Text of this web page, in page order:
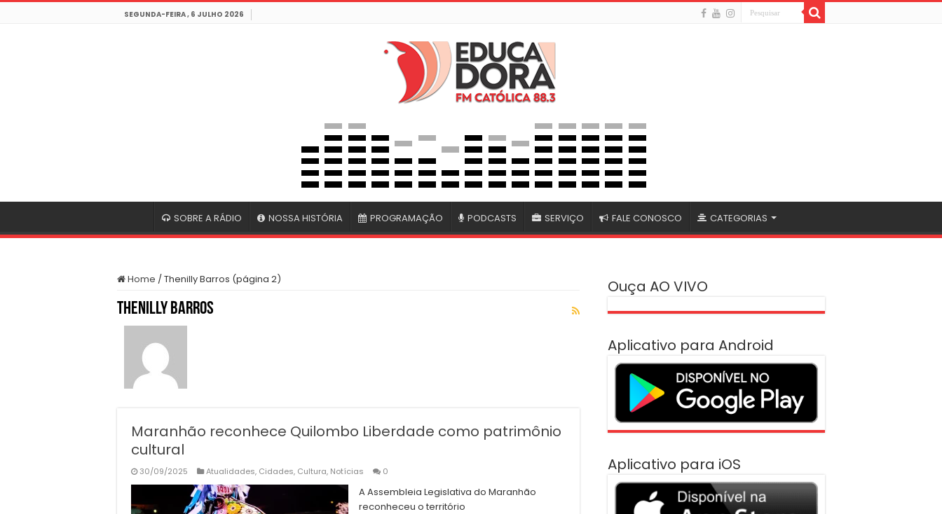
SEGUNDA-FEIRA , 6 JULHO 2026
SOBRE A RÁDIO NOSSA HISTÓRIA PROGRAMAÇÃO PODCASTS SERVIÇO FALE CONOSCO CATEGORIAS
Home /Thenilly Barros (página 2)
Thenilly Barros
Maranhão reconhece Quilombo Liberdade como patrimônio
cultural
30/09/2025 Atualidades, Cidades, Cultura, Notícias 0
A Assembleia Legislativa do Maranhão
reconheceu o território
Ouça AO VIVO
Aplicativo para Android
Aplicativo para iOS